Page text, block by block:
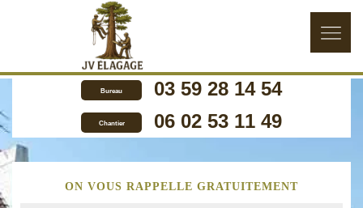
Bureau 03 59 28 14 54
Chantier 06 02 53 11 49
ON VOUS RAPPELLE GRATUITEMENT